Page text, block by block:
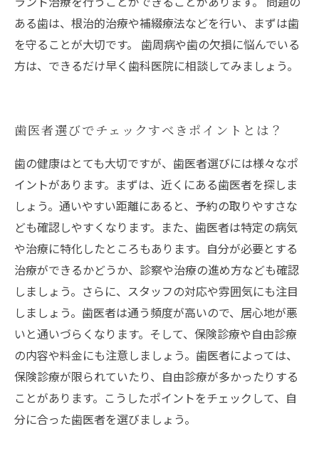
ある歯は、根治的治療や補綴療法などを行い、まずは歯
を守ることが大切です。 歯周病や歯の欠損に悩んでいる
方は、できるだけ早く歯科医院に相談してみましょう。
歯医者選びでチェックすべきポイントとは？
歯の健康はとても大切ですが、歯医者選びには様々なポ
イントがあります。まずは、近くにある歯医者を探しま
しょう。通いやすい距離にあると、予約の取りやすさな
ども確認しやすくなります。また、歯医者は特定の病気
や治療に特化したところもあります。自分が必要とする
治療ができるかどうか、診察や治療の進め方なども確認
しましょう。さらに、スタッフの対応や雰囲気にも注目
しましょう。歯医者は通う頻度が高いので、居心地が悪
いと通いづらくなります。そして、保険診療や自由診療
の内容や料金にも注意しましょう。歯医者によっては、
保険診療が限られていたり、自由診療が多かったりする
ことがあります。こうしたポイントをチェックして、自
分に合った歯医者を選びましょう。